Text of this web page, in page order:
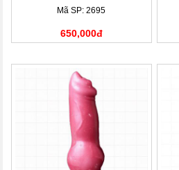
Mã SP: 2695
650,000đ